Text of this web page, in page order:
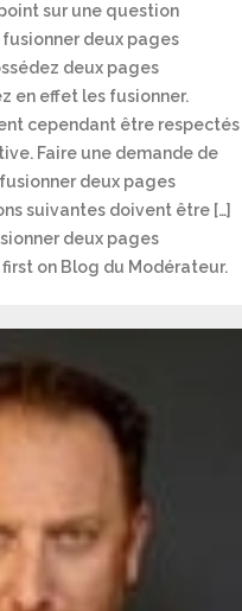
sur une question
deux pages
deux pages
en effet les fusionner.
cependant être respectés
Faire une demande de
deux pages
suivantes doivent être […]
deux pages
on Blog du Modérateur.